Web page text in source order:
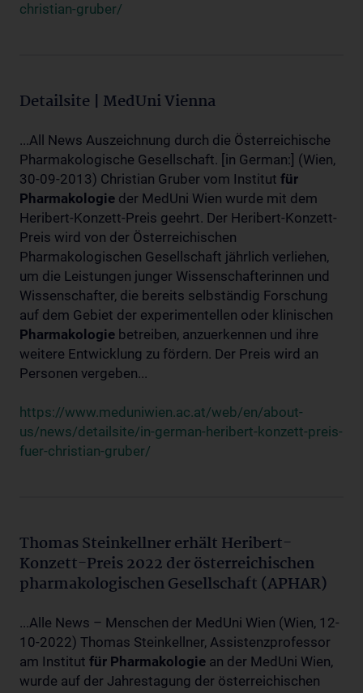
christian-gruber/
Detailsite | MedUni Vienna
...All News Auszeichnung durch die Österreichische
Pharmakologische Gesellschaft. [in German:] (Wien,
30-09-2013) Christian Gruber vom Institut für
Pharmakologie der MedUni Wien wurde mit dem
Heribert-Konzett-Preis geehrt. Der Heribert-Konzett-
Preis wird von der Österreichischen
Pharmakologischen Gesellschaft jährlich verliehen,
um die Leistungen junger Wissenschafterinnen und
Wissenschafter, die bereits selbständig Forschung
auf dem Gebiet der experimentellen oder klinischen
Pharmakologie betreiben, anzuerkennen und ihre
weitere Entwicklung zu fördern. Der Preis wird an
Personen vergeben...
https://www.meduniwien.ac.at/web/en/about-
us/news/detailsite/in-german-heribert-konzett-preis-
fuer-christian-gruber/
Thomas Steinkellner erhält Heribert-
Konzett-Preis 2022 der österreichischen
pharmakologischen Gesellschaft (APHAR)
...Alle News – Menschen der MedUni Wien (Wien, 12-
10-2022) Thomas Steinkellner, Assistenzprofessor
am Institut für Pharmakologie an der MedUni Wien,
wurde auf der Jahrestagung der österreichischen